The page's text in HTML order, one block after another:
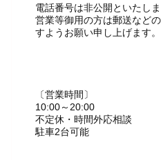
電話番号は非公開といたし
営業等御用の方は郵送など
すようお願い申し上げます。
〔営業時間〕
10:00～20:00
不定休・時間外応相談
駐車2台可能